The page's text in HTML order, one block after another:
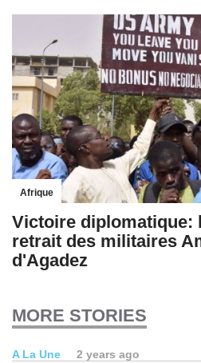
Afrique
Victoire diplomatique:
retrait des militaires
d'Agadez
MORE STORIES
A La Une 2 years ago